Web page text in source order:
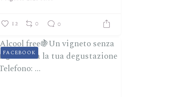
12 0 0
FACEBOOK